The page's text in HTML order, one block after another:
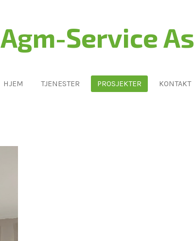
Agm-Service As
HJEM TJENESTER PROSJEKTER KONTAKT